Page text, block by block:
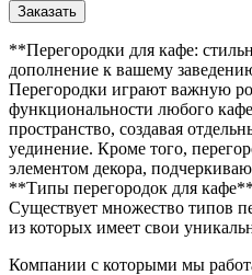
Заказать
**Перегородки для кафе:
дополнение к вашему
Перегородки играют важную
функциональности любого
пространство, создавая
уединение. Кроме того,
элементом декора,
**Типы перегородок для кафе**
Существует множество типов
из которых имеет свои
Компании с которыми мы